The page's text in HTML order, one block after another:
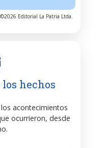
©2026 Editorial La Patria Ltda.
hechos
acontecimientos
ocurrieron, desde